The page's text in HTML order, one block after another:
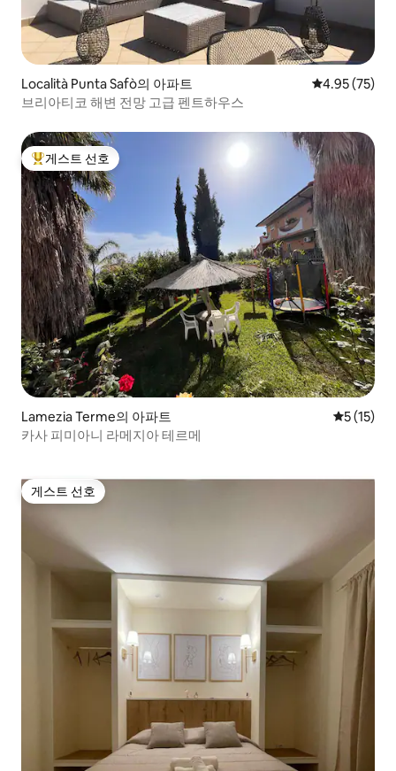
Località Punta Safò의 아파트 평점 4.95점(5
4.95 (75)
브리아티코 해변 전망 고급 펜트하우스
상위 게스트 선호
게스트 선호
Lamezia Terme의 아파트 평점 5점
5 (15)
카사 피미아니 라메지아 테르메
게스트 선호
게스트 선호